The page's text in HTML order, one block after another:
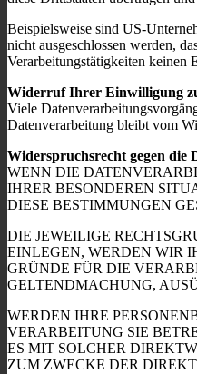
Beispielsweise sind US-
nicht ausgeschlossen werden,
Verarbeitungstätigkeiten keinen
Widerruf Ihrer Einwilligung
Viele
Datenverarbeitung bleibt vom
Widerspruchsrecht gegen die
WENN DIE
IHRER BESONDEREN
DIESE BESTIMMUNGEN
DIE JEWEILIGE
EINLEGEN, WERDEN WIR
GRÜNDE FÜR DIE
GELTENDMACHUNG,
WERDEN IHRE
VERARBEITUNG SIE
ES MIT SOLCHER
ZUM ZWECKE DER